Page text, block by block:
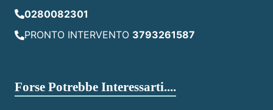
0280082301
PRONTO INTERVENTO 3793261587
Forse Potrebbe Interessarti....